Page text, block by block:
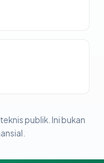
publik. Ini bukan